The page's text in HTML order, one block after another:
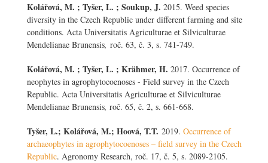
Kolářová, M. ; Tyšer, L. ; Soukup, J. 2015. Weed species
diversity in the Czech Republic under different farming and site
conditions. Acta Universitatis Agriculturae et Silviculturae
Mendelianae Brunensis, roč. 63, č. 3, s. 741-749.
Kolářová, M. ; Tyšer, L. ; Krähmer, H. 2017. Occurrence of
neophytes in agrophytocoenoses - Field survey in the Czech
Republic. Acta Universitatis Agriculturae et Silviculturae
Mendelianae Brunensis, roč. 65, č. 2, s. 661-668.
Tyšer, L.; Kolářová, M.; Hoová, T.T. 2019. Occurrence of
archaeophytes in agrophytocoenoses – field survey in the Czech
Republic. Agronomy Research, roč. 17, č. 5, s. 2089-2105.